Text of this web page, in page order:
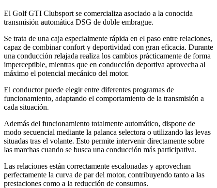
El Golf GTI Clubsport se comercializa asociado a la conocida
transmisión automática DSG de doble embrague.
Se trata de una caja especialmente rápida en el paso entre relaciones,
capaz de combinar confort y deportividad con gran eficacia. Durante
una conducción relajada realiza los cambios prácticamente de forma
imperceptible, mientras que en conducción deportiva aprovecha al
máximo el potencial mecánico del motor.
El conductor puede elegir entre diferentes programas de
funcionamiento, adaptando el comportamiento de la transmisión a
cada situación.
Además del funcionamiento totalmente automático, dispone de
modo secuencial mediante la palanca selectora o utilizando las levas
situadas tras el volante. Esto permite intervenir directamente sobre
las marchas cuando se busca una conducción más participativa.
Las relaciones están correctamente escalonadas y aprovechan
perfectamente la curva de par del motor, contribuyendo tanto a las
prestaciones como a la reducción de consumos.